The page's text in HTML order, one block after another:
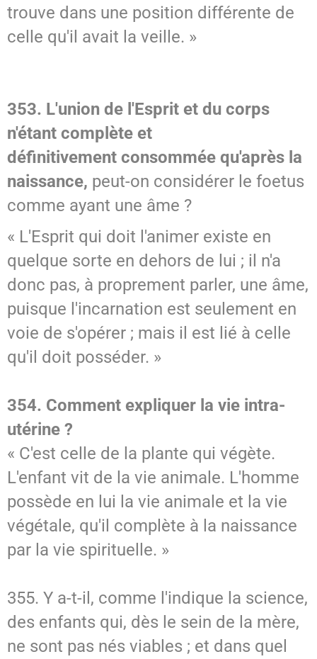
trouve dans une position différente de
celle qu'il avait la veille. »
353. L'union de l'Esprit et du corps
n'étant complète et
définitivement consommée qu'après la
naissance, peut-on considérer le foetus
comme ayant une âme ?
« L'Esprit qui doit l'animer existe en
quelque sorte en dehors de lui ; il n'a
donc pas, à proprement parler, une âme,
puisque l'incarnation est seulement en
voie de s'opérer ; mais il est lié à celle
qu'il doit posséder. »
354. Comment expliquer la vie intra-
utérine ?
« C'est celle de la plante qui végète.
L'enfant vit de la vie animale. L'homme
possède en lui la vie animale et la vie
végétale, qu'il complète à la naissance
par la vie spirituelle. »
355. Y a-t-il, comme l'indique la science,
des enfants qui, dès le sein de la mère,
ne sont pas nés viables ; et dans quel